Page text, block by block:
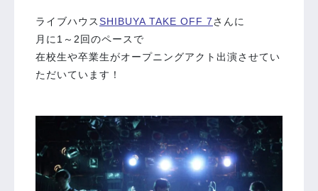
ライブハウスSHIBUYA TAKE OFF 7さんに
月に1～2回のペースで
在校生や卒業生がオープニングアクト出演させてい
ただいています！